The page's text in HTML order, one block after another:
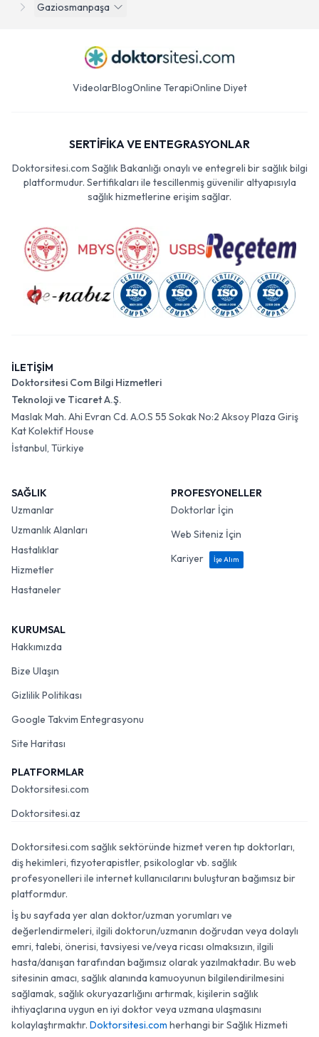
Gaziosmanpaşa
VideolarBlogOnline TerapiOnline Diyet
SERTİFİKA VE ENTEGRASYONLAR
Doktorsitesi.com Sağlık Bakanlığı onaylı ve entegreli bir sağlık bilgi
platformudur. Sertifikaları ile tescillenmiş güvenilir altyapısıyla
sağlık hizmetlerine erişim sağlar.
İLETİŞİM
Doktorsitesi Com Bilgi Hizmetleri
Teknoloji ve Ticaret A.Ş.
Maslak Mah. Ahi Evran Cd. A.O.S 55 Sokak No:2 Aksoy Plaza Giriş
Kat Kolektif House
İstanbul, Türkiye
SAĞLIK
Uzmanlar
Uzmanlık Alanları
Hastalıklar
Hizmetler
Hastaneler
PROFESYONELLER
Doktorlar İçin
Web Siteniz İçin
Kariyer
İşe Alım
KURUMSAL
Hakkımızda
Bize Ulaşın
Gizlilik Politikası
Google Takvim Entegrasyonu
Site Haritası
PLATFORMLAR
Doktorsitesi.com
Doktorsitesi.az
Doktorsitesi.com sağlık sektöründe hizmet veren tıp doktorları,
diş hekimleri, fizyoterapistler, psikologlar vb. sağlık
profesyonelleri ile internet kullanıcılarını buluşturan bağımsız bir
platformdur.
İş bu sayfada yer alan doktor/uzman yorumları ve
değerlendirmeleri, ilgili doktorun/uzmanın doğrudan veya dolaylı
emri, talebi, önerisi, tavsiyesi ve/veya ricası olmaksızın, ilgili
hasta/danışan tarafından bağımsız olarak yazılmaktadır. Bu web
sitesinin amacı, sağlık alanında kamuoyunun bilgilendirilmesini
sağlamak, sağlık okuryazarlığını artırmak, kişilerin sağlık
ihtiyaçlarına uygun en iyi doktor veya uzmana ulaşmasını
kolaylaştırmaktır. Doktorsitesi.com herhangi bir Sağlık Hizmeti